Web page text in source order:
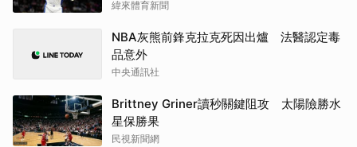
緯來體育新聞
NBA灰熊前鋒克拉克死因出爐 法醫認定毒
品意外
中央通訊社
Brittney Griner讀秒關鍵阻攻 太陽險勝水
星保勝果
民視新聞網